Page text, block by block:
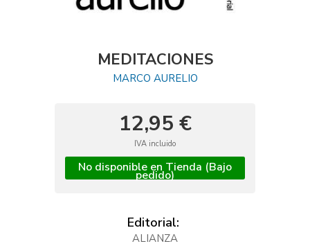
MEDITACIONES
MARCO AURELIO
12,95 €
IVA incluido
No disponible en Tienda (Bajo
pedido)
Editorial:
ALIANZA